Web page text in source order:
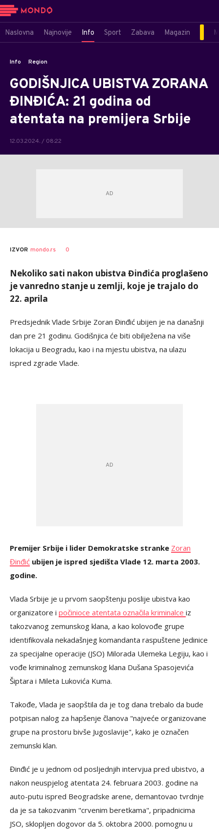
Naslovna Najnovije Info Sport Zabava Magazin
Info Region
GODIŠNJICA UBISTVA ZORANA
ĐINĐIĆA: 21 godina od
atentata na premijera Srbije
12.03.2024. / 08:22
IZVOR mondo.rs 0
Nekoliko sati nakon ubistva Đinđića proglašeno
je vanredno stanje u zemlji, koje je trajalo do
22. aprila
Predsjednik Vlade Srbije Zoran Đinđić ubijen je na današnji
dan pre 21 godinu. Godišnjica će biti obilježena na više
lokacija u Beogradu, kao i na mjestu ubistva, na ulazu
ispred zgrade Vlade.
Premijer Srbije i lider Demokratske stranke Zoran
Đinđić ubijen je ispred sjedišta Vlade 12. marta 2003.
godine.
Vlada Srbije je u prvom saopštenju poslije ubistva kao
organizatore i počinioce atentata označila kriminalce iz
takozvanog zemunskog klana, a kao kolovođe grupe
identifikovala nekadašnjeg komandanta raspuštene Jedinice
za specijalne operacije (JSO) Milorada Ulemeka Legiju, kao i
vođe kriminalnog zemunskog klana Dušana Spasojevića
Šiptara i Mileta Lukovića Kuma.
Takođe, Vlada je saopštila da je tog dana trebalo da bude
potpisan nalog za hapšenje članova "najveće organizovane
grupe na prostoru bivše Jugoslavije", kako je označen
zemunski klan.
Đinđić je u jednom od posljednjih intervjua pred ubistvo, a
nakon neuspjelog atentata 24. februara 2003. godine na
auto-putu ispred Beogradske arene, demantovao tvrdnje
da je sa takozvanim "crvenim beretkama", pripadnicima
JSO, sklopljen dogovor da 5. oktobra 2000. pomognu u